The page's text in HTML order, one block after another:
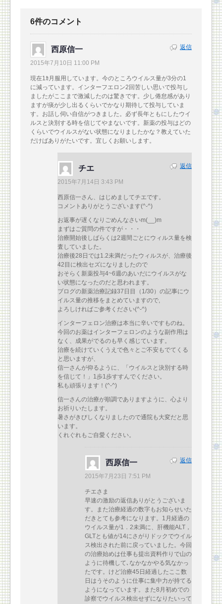
6件のコメント
西原信一
2015年7月10日 11:00 PM
現在1ｶ月服用しています。今のところウイルス量が3分の1
に減っています。インターフエロン2回苦しい思いで投与し
ましたがここまで激減したのは驚きです。少し倦怠感があり
ますが痰が少し出るくらいでかなり期待して投与していま
す。お話し伺い自信がつきました。必ず長年ともにしたウイ
ルスと決別する時を信じてやまないです。新薬の投与はどの
くらいでウイルスがない状態になりましたかな？教えていた
だけばありがたいです。宜しくお願いします。
返信
チエ
2015年7月14日 3:43 PM
西原信一さん、はじめましてチエです。
コメントありがとうございます(^-^)
お返事が遅くなりごめんなさいm(__)m
まずはご質問の件ですが・・・
治療開始後しばらくは2週間ごとにウィルス量を検
査していました。
治療後28日では1.2未満だったウィルスが、治療後
42目に検出セズになりましたので
おそらく新薬投与4~6週のあいだにウイルスがな
い状態になったのだと思われます。
ブログの新薬治療記録37日目（1/30）の記事にウ
イルス量の推移をまとめていますので,
よろしければご参考ください(^-^)
インターフェロン治療は本当に辛いですものね。
今回のお薬はインターフェロンのような副作用は
なく、成果がでるのも早く感じています。
治療を続けていくうえで色々とご不安もでてくる
と思いますが、
信一さんが仰るように、「ウイルスと決別する時
を信じて！」1歩1歩すすんでください。
私も頑張ります！(^-^)
信一さんの治療が順調でありますように、心より
お祈りいたします。
暑さがきびしくなりましたので通院も大変だと思
います。
くれぐれもご自愛ください。
返信
西原信一
2015年7月23日 7:51 PM
チエさま
早速の激励の返信ありがとうございま
す。また治療経過の数字もお知らせいた
だきとても参考になります。1月経過の
ウイルス量が1．2未満に、肝機能ALT，
GLTとも値が14にさがりドックでウイル
ス検出された前に戻っていました。今回
の治療始めは仕事も提出資料作りで山の
ように待機して､なかなかやる気なかっ
たです。けど治療45日経過したここ数
日はうそのように仕事に集中力が持てる
ようになっています。また8月初めでの
診察でウイルス検出せずになりたいって
返信